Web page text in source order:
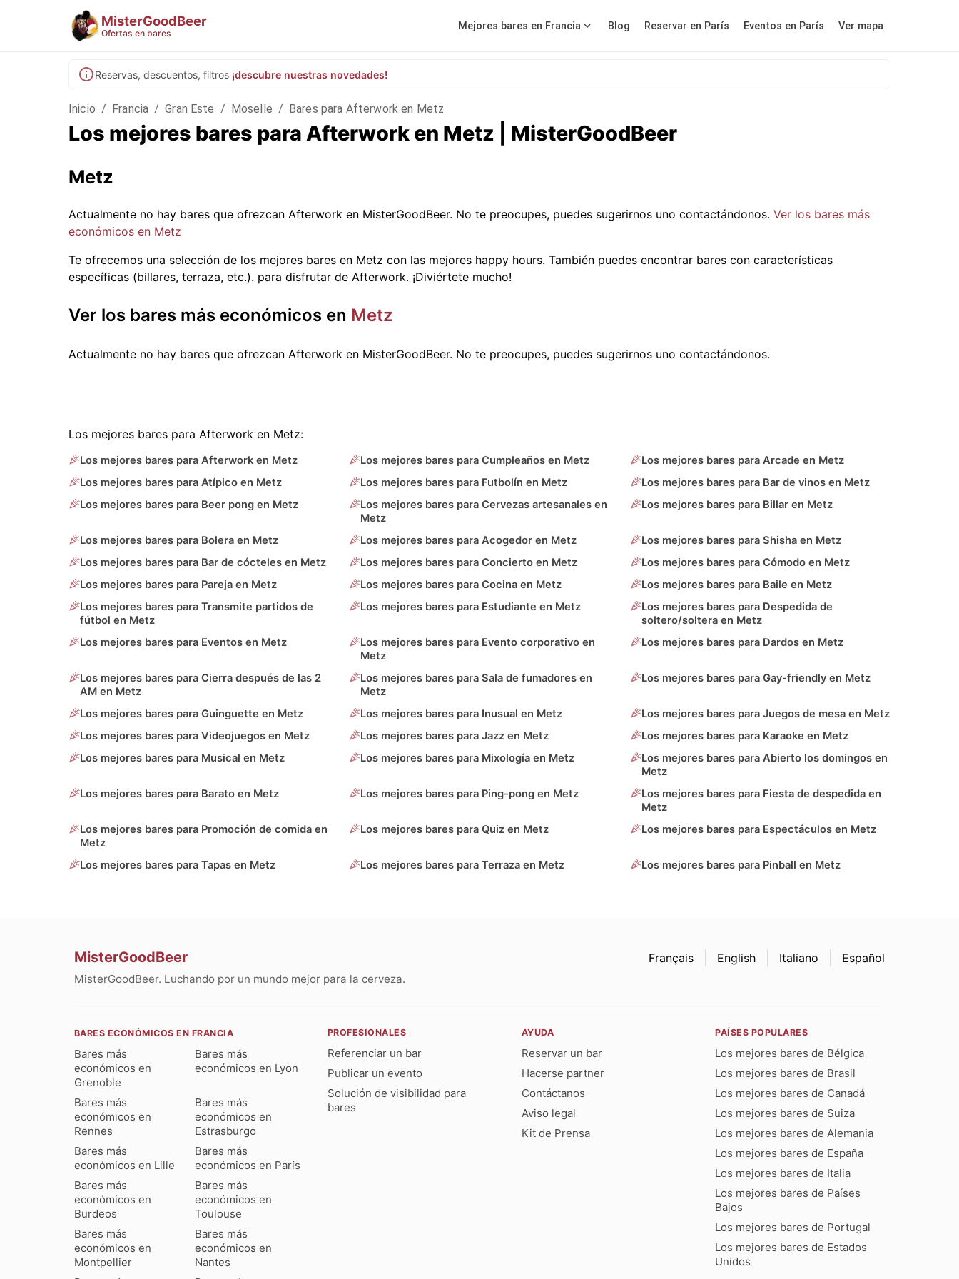
MisterGoodBeer
Ofertas en bares
Mejores bares en Francia Blog Reservar en París Eventos en París Ver mapa
Reservas, descuentos, filtros ¡descubre nuestras novedades!
Inicio / Francia / Gran Este / Moselle / Bares para Afterwork en Metz
Los mejores bares para Afterwork en Metz | MisterGoodBeer
Metz
Actualmente no hay bares que ofrezcan Afterwork en MisterGoodBeer. No te preocupes, puedes sugerirnos uno contactándonos. Ver los bares más
económicos en Metz
Te ofrecemos una selección de los mejores bares en Metz con las mejores happy hours. También puedes encontrar bares con características
específicas (billares, terraza, etc.). para disfrutar de Afterwork. ¡Diviértete mucho!
Ver los bares más económicos en Metz
Actualmente no hay bares que ofrezcan Afterwork en MisterGoodBeer. No te preocupes, puedes sugerirnos uno contactándonos.
Los mejores bares para Afterwork en Metz:
Los mejores bares para Afterwork en Metz Los mejores bares para Cumpleaños en Metz
Los mejores bares para Arcade en Metz
Los mejores bares para Atípico en Metz
Los mejores bares para Futbolín en Metz
Los mejores bares para Bar de vinos en Metz
Los mejores bares para Beer pong en Metz
Los mejores bares para Cervezas artesanales en
Metz
Los mejores bares para Billar en Metz
Los mejores bares para Bolera en Metz Los mejores bares para Acogedor en Metz
Los mejores bares para Shisha en Metz
Los mejores bares para Bar de cócteles en Metz
Los mejores bares para Concierto en Metz
Los mejores bares para Cómodo en Metz
Los mejores bares para Pareja en Metz
Los mejores bares para Cocina en Metz
Los mejores bares para Baile en Metz
Los mejores bares para Transmite partidos de
fútbol en Metz
Los mejores bares para Estudiante en Metz
Los mejores bares para Despedida de
soltero/soltera en Metz
Los mejores bares para Eventos en Metz
Los mejores bares para Evento corporativo en
Metz
Los mejores bares para Dardos en Metz
Los mejores bares para Cierra después de las 2
AM en Metz
Los mejores bares para Sala de fumadores en
Metz
Los mejores bares para Gay-friendly en Metz
Los mejores bares para Guinguette en Metz Los mejores bares para Inusual en Metz
Los mejores bares para Juegos de mesa en Metz
Los mejores bares para Videojuegos en Metz
Los mejores bares para Jazz en Metz
Los mejores bares para Karaoke en Metz
Los mejores bares para Musical en Metz
Los mejores bares para Mixología en Metz
Los mejores bares para Abierto los domingos en
Metz
Los mejores bares para Barato en Metz
Los mejores bares para Ping-pong en Metz
Los mejores bares para Fiesta de despedida en
Metz
Los mejores bares para Promoción de comida en
Metz
Los mejores bares para Quiz en Metz Los mejores bares para Espectáculos en Metz
Los mejores bares para Tapas en Metz Los mejores bares para Terraza en Metz Los mejores bares para Pinball en Metz
MisterGoodBeer
MisterGoodBeer. Luchando por un mundo mejor para la cerveza.
Français English Italiano Español
BARES ECONÓMICOS EN FRANCIA
Bares más
económicos en
Grenoble
Bares más
económicos en Lyon
Bares más
económicos en
Rennes
Bares más
económicos en
Estrasburgo
Bares más
económicos en Lille
Bares más
económicos en París
Bares más
económicos en
Burdeos
Bares más
económicos en
Toulouse
Bares más
económicos en
Montpellier
Bares más
económicos en
Nantes
PROFESIONALES
Referenciar un bar
Publicar un evento
Solución de visibilidad para
bares
AYUDA
Reservar un bar
Hacerse partner
Contáctanos
Aviso legal
Kit de Prensa
PAÍSES POPULARES
Los mejores bares de Bélgica
Los mejores bares de Brasil
Los mejores bares de Canadá
Los mejores bares de Suiza
Los mejores bares de Alemania
Los mejores bares de España
Los mejores bares de Italia
Los mejores bares de Países
Bajos
Los mejores bares de Portugal
Los mejores bares de Estados
Unidos